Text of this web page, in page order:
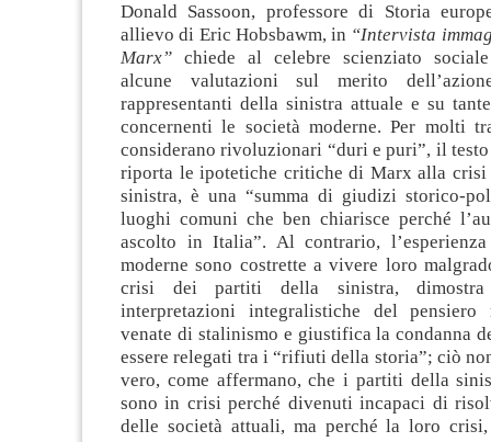
Donald Sassoon, professore di Storia
allievo di Eric Hobsbawm, in “Intervista
Marx” chiede al celebre scienziato sociale
alcune valutazioni sul merito
rappresentanti della sinistra attuale e su
concernenti le società moderne. Per molti
considerano rivoluzionari “duri e puri”, il testo
riporta le ipotetiche critiche di Marx alla
sinistra, è una “summa di giudizi storico-
luoghi comuni che ben chiarisce perché
ascolto in Italia”. Al contrario,
moderne sono costrette a vivere loro
crisi dei partiti della sinistra,
interpretazioni integralistiche del pensiero
venate di stalinismo e giustifica la condanna
essere relegati tra i “rifiuti della storia”; ciò
vero, come affermano, che i partiti della
sono in crisi perché divenuti incapaci di
delle società attuali, ma perché la loro crisi,